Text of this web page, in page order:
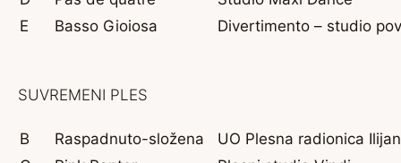
E
Basso Gioiosa Divertimento – studio
SUVREMENI PLES
B Raspadnuto-složena
UO Plesna radionica